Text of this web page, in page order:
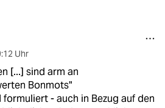
Uhr
[...] sind arm an
Bonmots"
- auch in Bezug auf den